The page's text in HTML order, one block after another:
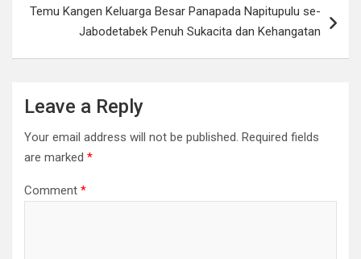
Temu Kangen Keluarga Besar Panapada Napitupulu se-
Jabodetabek Penuh Sukacita dan Kehangatan
Leave a Reply
Your email address will not be published. Required fields
are marked *
Comment *